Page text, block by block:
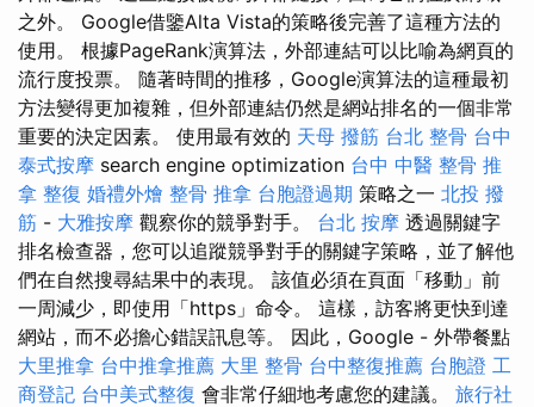
之外。 Google借鑒Alta Vista的策略後完善了這種方法的
使用。 根據PageRank演算法，外部連結可以比喻為網頁的
流行度投票。 隨著時間的推移，Google演算法的這種最初
方法變得更加複雜，但外部連結仍然是網站排名的一個非常
重要的決定因素。 使用最有效的 天母 撥筋 台北 整骨 台中
泰式按摩 search engine optimization 台中 中醫 整骨 推
拿 整復 婚禮外燴 整骨 推拿 台胞證過期 策略之一 北投 撥
筋 - 大雅按摩 觀察你的競爭對手。 台北 按摩 透過關鍵字
排名檢查器，您可以追蹤競爭對手的關鍵字策略，並了解他
們在自然搜尋結果中的表現。 該值必須在頁面「移動」前
一周減少，即使用「https」命令。 這樣，訪客將更快到達
網站，而不必擔心錯誤訊息等。 因此，Google - 外帶餐點
大里推拿 台中推拿推薦 大里 整骨 台中整復推薦 台胞證 工
商登記 台中美式整復 會非常仔細地考慮您的建議。 旅行社